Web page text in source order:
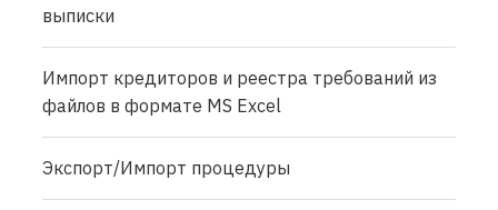
выписки
Импорт кредиторов и реестра требований из
файлов в формате MS Excel
Экспорт/Импорт процедуры